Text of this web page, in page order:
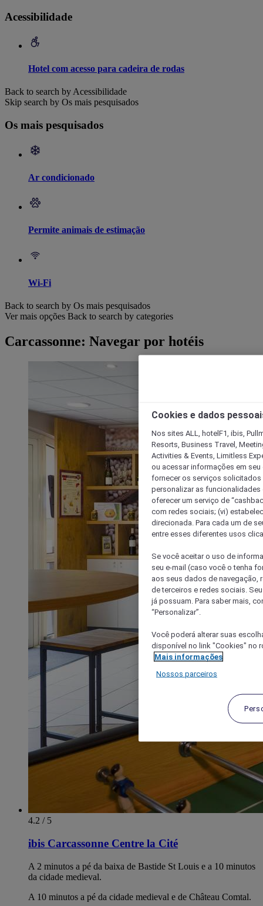
Acessibilidade
Hotel com acesso para cadeira de rodas
Back to search by Acessibilidade
Skip search by Os mais pesquisados
Os mais pesquisados
Ar condicionado
Permite animais de estimação
Wi-Fi
Back to search by Os mais pesquisados
Ver mais opções Back to search by categories
Carcassonne: Navegar por hotéis
4.2 / 5
ibis Carcassonne Centre la Cité
A 2 minutos a pé da baixa de Bastide St Louis e a 10 minutos
da cidade medieval.
A 10 minutos a pé da cidade medieval e de Château Comtal.
Cookies e dados
Nos sites ALL, hotelF1, ibis,
Resorts, Business Travel,
Activities & Events, Limitless
ou acessar informações em
fornecer os serviços solicitados
personalizar as
oferecer um serviço de
com redes sociais; (vi)
direcionada. Para cada um de
entre esses diferentes usos
Se você aceitar o uso de
seu e-mail (caso você o tenha
aos seus dados de navegação,
de terceiros e redes sociais.
já possuam. Para saber mais,
“Personalizar”.
Você poderá alterar suas
disponível no link "Cookies" no
Mais informações
Nossos parceiros